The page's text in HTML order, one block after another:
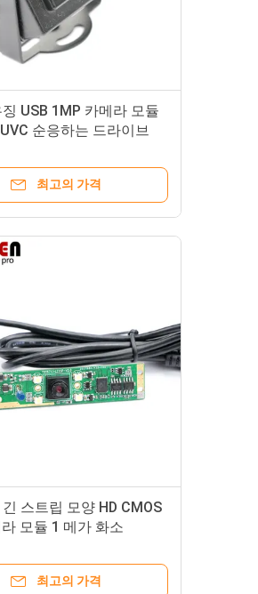
USB 1MP 카메라 모듈
순응하는 드라이브
최고의 가격
스트립 모양 HD CMOS
모듈 1 메가 화소
최고의 가격